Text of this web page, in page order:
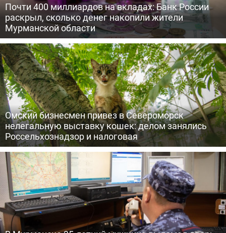
Почти 400 миллиардов на вкладах: Банк России
раскрыл, сколько денег накопили жители
Мурманской области
Омский бизнесмен привез в Североморск
нелегальную выставку кошек: делом занялись
Россельхознадзор и налоговая